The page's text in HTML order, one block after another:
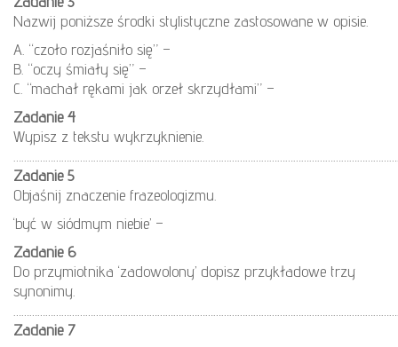
Nazwij poniższe środki stylistyczne zastosowane w opisie.
A. “czoło rozjaśniło się” –
B. “oczy śmiały się” –
C. “machał rękami jak orzeł skrzydłami” –
Zadanie 4
Wypisz z tekstu wykrzyknienie.
Zadanie 5
Objaśnij znaczenie frazeologizmu.
‘być w siódmym niebie’ –
Zadanie 6
Do przymiotnika ‘zadowolony’ dopisz przykładowe trzy
synonimy.
Zadanie 7